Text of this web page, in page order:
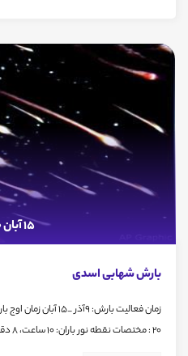
15 آبان 1390
بارش شهابی اسدی
20 : مختصات نقطه نور باران: 10 ساعت، 8 دقیقه، 22درجه سرعت...